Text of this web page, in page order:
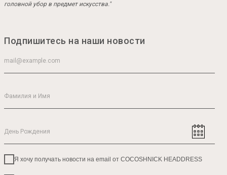
головной убор в предмет искусства."
Я хочу получать новости на email от COCOSHNICK HEADDRESS
Подпишитесь на наши новости